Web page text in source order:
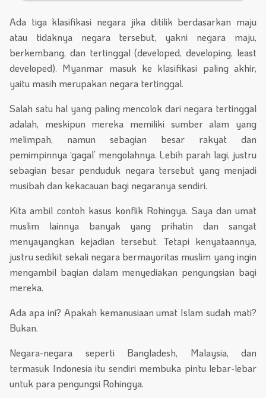
Ada tiga klasifikasi negara jika ditilik berdasarkan maju
atau tidaknya negara tersebut, yakni negara maju,
berkembang, dan tertinggal (developed, developing, least
developed). Myanmar masuk ke klasifikasi paling akhir,
yaitu masih merupakan negara tertinggal.
Salah satu hal yang paling mencolok dari negara tertinggal
adalah, meskipun mereka memiliki sumber alam yang
melimpah, namun sebagian besar rakyat dan
pemimpinnya ‘gagal’ mengolahnya. Lebih parah lagi, justru
sebagian besar penduduk negara tersebut yang menjadi
musibah dan kekacauan bagi negaranya sendiri.
Kita ambil contoh kasus konflik Rohingya. Saya dan umat
muslim lainnya banyak yang prihatin dan sangat
menyayangkan kejadian tersebut. Tetapi kenyataannya,
justru sedikit sekali negara bermayoritas muslim yang ingin
mengambil bagian dalam menyediakan pengungsian bagi
mereka.
Ada apa ini? Apakah kemanusiaan umat Islam sudah mati?
Bukan.
Negara-negara seperti Bangladesh, Malaysia, dan
termasuk Indonesia itu sendiri membuka pintu lebar-lebar
untuk para pengungsi Rohingya.